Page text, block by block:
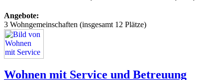
Angebote:
3 Wohngemeinschaften (insgesamt 12 Plätze)
Wohnen mit Service und Betreuung